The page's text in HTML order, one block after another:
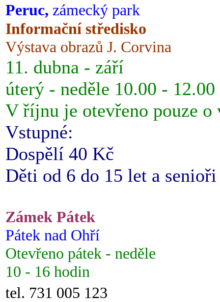
Peruc, zámecký park
Informační středisko
Výstava obrazů J. Corvina
11. dubna - září
úterý - neděle 10.00 -
V říjnu je otevřeno pouze o
Vstupné:
Dospělí 40 Kč
Děti od 6 do 15 let a
Zámek Pátek
Pátek nad Ohří
Otevřeno pátek - neděle
10 - 16 hodin
tel. 731 005 123